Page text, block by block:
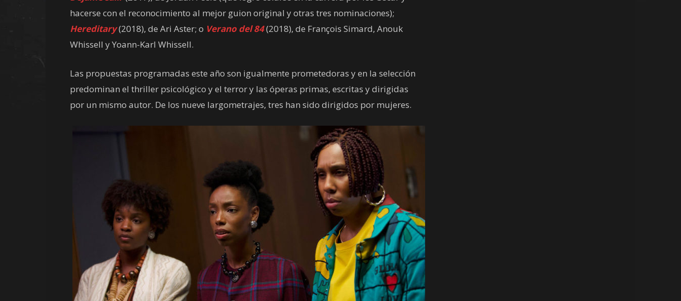
hacerse con el reconocimiento al mejor guion original y otras tres nominaciones);
Hereditary(2018), de Ari Aster; o Verano del 84(2018), de François Simard, Anouk
Whissell y Yoann-Karl Whissell.
Las propuestas programadas este año son igualmente prometedoras y en la selección
predominan el thriller psicológico y el terror y las óperas primas, escritas y dirigidas
por un mismo autor. De los nueve largometrajes, tres han sido dirigidos por mujeres.